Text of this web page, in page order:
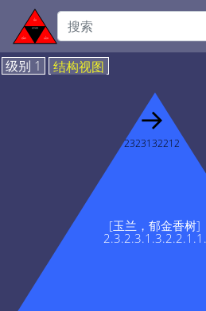
级别 1 结构视图
[玉兰，郁金香树]
2.3.2.3.1.3.2.2.1.1.
→
2323132212